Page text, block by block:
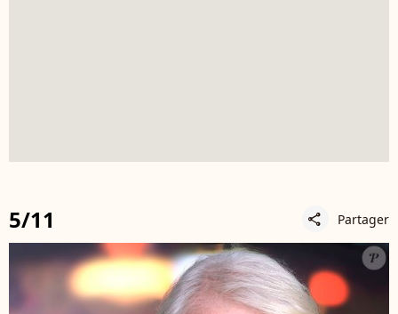
5/11 share Partager